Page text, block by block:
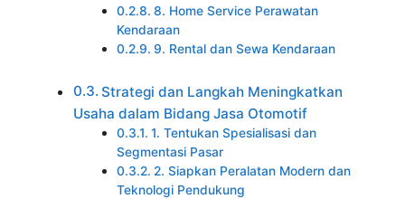
8. Home Service Perawatan
Kendaraan
9. Rental dan Sewa Kendaraan
Strategi dan Langkah Meningkatkan
Usaha dalam Bidang Jasa Otomotif
1. Tentukan Spesialisasi dan
Segmentasi Pasar
2. Siapkan Peralatan Modern dan
Teknologi Pendukung